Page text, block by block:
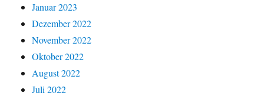
Januar 2023
Dezember 2022
November 2022
Oktober 2022
August 2022
Juli 2022